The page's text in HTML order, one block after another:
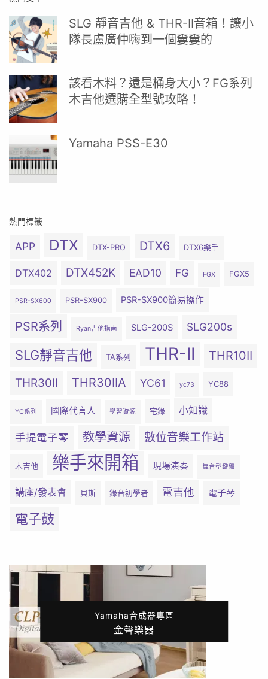
SLG 靜音吉他 & THR-II音箱！讓小
隊長盧廣仲嗨到一個嫑嫑的
該看木料？還是桶身大小？FG系列
木吉他選購全型號攻略！
Yamaha PSS-E30
熱門標籤
APP DTX DTX-PRO DTX6 DTX6樂手
DTX402 DTX452K EAD10 FG FGX FGX5
PSR-SX600 PSR-SX900 PSR-SX900簡易操作
PSR系列 Ryan吉他指南 SLG-200S SLG200s
SLG靜音吉他 TA系列 THR-II THR10II
THR30II THR30IIA YC61 yc73 YC88
YC系列 國際代言人 學習資源 宅錄 小知識
手提電子琴 教學資源 數位音樂工作站
木吉他 樂手來開箱 現場演奏 舞台型鍵盤
講座/發表會 貝斯 錄音初學者 電吉他 電子琴
電子鼓
Yamaha合成器專區
金聲樂器